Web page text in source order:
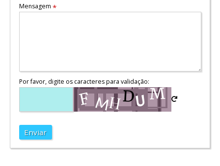
Mensagem *
Por favor, digite os caracteres para validação:
Enviar